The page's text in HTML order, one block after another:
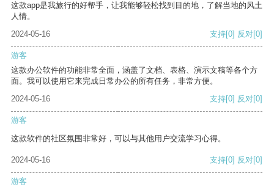
这款app是我旅行的好帮手，让我能够轻松找到目的地，了解当地的风土
人情。
2024-05-16
支持[0] 反对[0]
游客
这款办公软件的功能非常全面，涵盖了文档、表格、演示文稿等各个方
面。我可以使用它来完成日常办公的所有任务，非常方便。
2024-05-16
支持[0] 反对[0]
游客
这款软件的社区氛围非常好，可以与其他用户交流学习心得。
2024-05-16 支持[0] 反对[0]
游客